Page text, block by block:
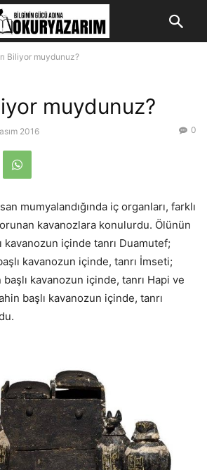
Biliyor muydunuz?
muydunuz?
2016 0
mumyalandığında iç organları, farklı
kavanozlara konulurdu. Ölünün
kavanozun içinde tanrı Duamutef;
kavanozun içinde, tanrı İmseti;
kavanozun içinde, tanrı Hapi ve
başlı kavanozun içinde, tanrı